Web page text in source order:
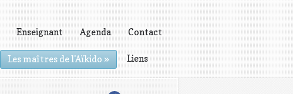
Enseignant Agenda Contact
Les maîtres de l'Aïkido » Liens